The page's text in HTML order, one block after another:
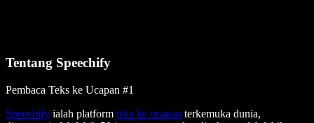
Tentang Speechify
Pembaca Teks ke Ucapan #1
Speechify ialah platform teks ke ucapan terkemuka dunia,